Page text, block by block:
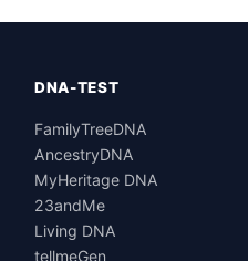
DNA-TEST
FamilyTreeDNA
AncestryDNA
MyHeritage DNA
23andMe
Living DNA
tellmeGen